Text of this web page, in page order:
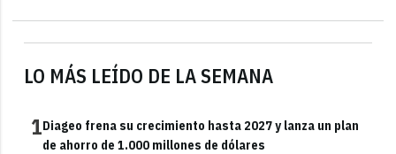
LO MÁS LEÍDO DE LA SEMANA
1Diageo frena su crecimiento hasta 2027 y lanza un plan
de ahorro de 1.000 millones de dólares